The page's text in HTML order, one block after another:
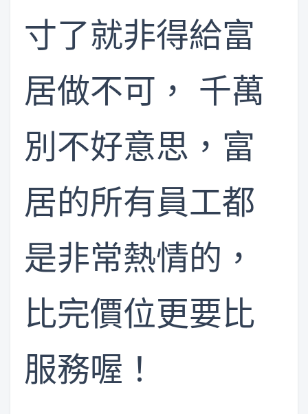
寸了就非得給富
居做不可， 千萬
別不好意思，富
居的所有員工都
是非常熱情的，
比完價位更要比
服務喔！